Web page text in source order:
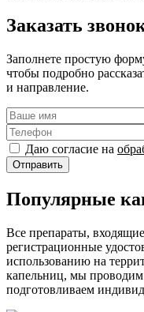
Заказать
Заполнете простую
чтобы подробно
и направление.
Даю согласие на
Популярные
Все препараты,
регистрационные
использованию на
капельниц, мы
подготовливаем